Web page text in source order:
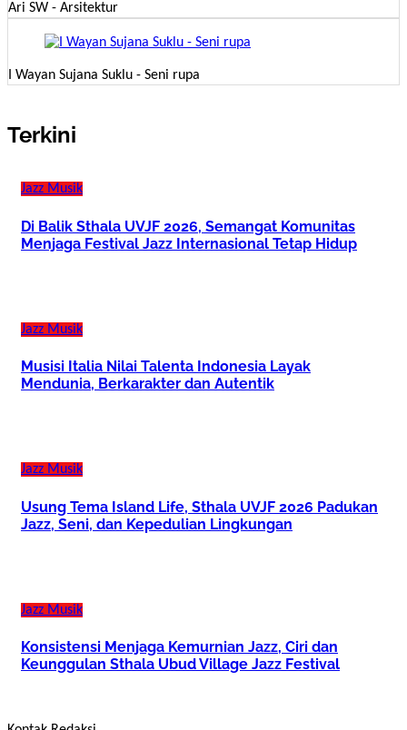
Ari SW - Arsitektur
I Wayan Sujana Suklu - Seni rupa
Terkini
Jazz Musik
Di Balik Sthala UVJF 2026, Semangat Komunitas
Menjaga Festival Jazz Internasional Tetap Hidup
Jazz Musik
Musisi Italia Nilai Talenta Indonesia Layak
Mendunia, Berkarakter dan Autentik
Jazz Musik
Usung Tema Island Life, Sthala UVJF 2026 Padukan
Jazz, Seni, dan Kepedulian Lingkungan
Jazz Musik
Konsistensi Menjaga Kemurnian Jazz, Ciri dan
Keunggulan Sthala Ubud Village Jazz Festival